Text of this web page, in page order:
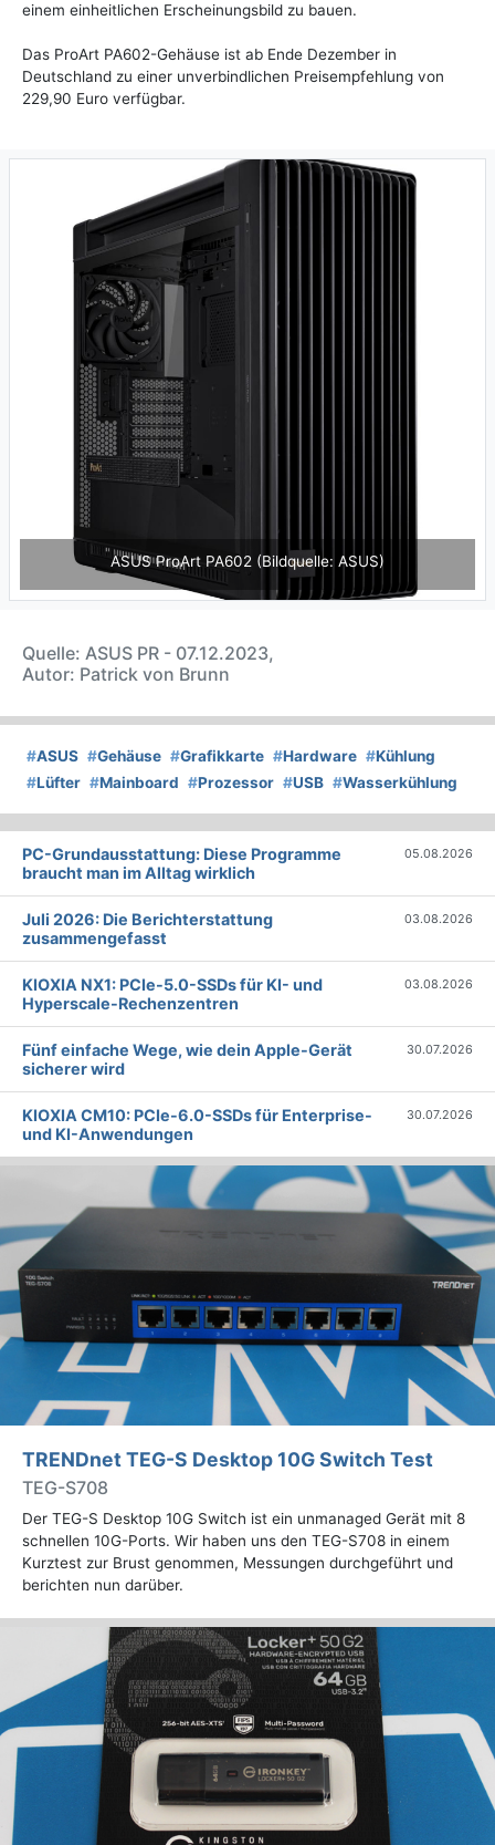
einem einheitlichen Erscheinungsbild zu bauen.
Das ProArt PA602-Gehäuse ist ab Ende Dezember in
Deutschland zu einer unverbindlichen Preisempfehlung von
229,90 Euro verfügbar.
ASUS ProArt PA602 (Bildquelle: ASUS)
Previous
Quelle: ASUS PR - 07.12.2023,
Autor: Patrick von Brunn
#ASUS #Gehäuse #Grafikkarte #Hardware #Kühlung
#Lüfter #Mainboard #Prozessor #USB #Wasserkühlung
PC-Grundausstattung: Diese Programme
braucht man im Alltag wirklich
05.08.2026
Juli 2026: Die Bericht­erstattung
zusammengefasst
03.08.2026
KIOXIA NX1: PCIe-5.0-SSDs für KI- und
Hyperscale-Rechenzentren
03.08.2026
Fünf einfache Wege, wie dein Apple-Gerät
sicherer wird
30.07.2026
KIOXIA CM10: PCIe-6.0-SSDs für Enterprise-
und KI-Anwendungen
30.07.2026
TRENDnet TEG-S Desktop 10G Switch Test
TEG-S708
Der TEG-S Desktop 10G Switch ist ein unmanaged Gerät mit 8
schnellen 10G-Ports. Wir haben uns den TEG-S708 in einem
Kurztest zur Brust genommen, Messungen durchgeführt und
berichten nun darüber.